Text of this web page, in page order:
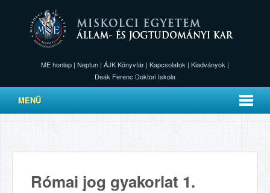
ME honlap | Neptun | ÁJK Könyvtár | Kapcsolatok | Kiadványok |
Deák Ferenc Doktori Iskola
MENÜ
Római jog gyakorlat 1.